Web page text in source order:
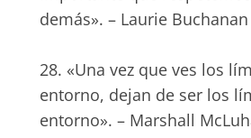
demás». – Laurie Buchanan
28. «Una vez que ves los
entorno, dejan de ser los
entorno». – Marshall